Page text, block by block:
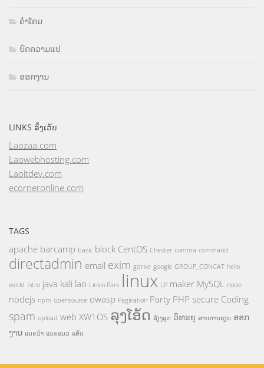
ຄຳໂຄມ
ບົດຄວາມແປ
ອອກງານ
LINKS ລິ້ງເວັບ
Laozaa.com
Laowebhosting.com
Laoitdev.com
ecorneronline.com
TAGS
apache barcamp basic block CentOS Chester comma command
directadmin email exim gdrive google GROUP_CONCAT hello
world intro java kali lao Linkin Park linux LP maker MySQL node
nodejs npm opensource owasp Pagination Party PHP secure Coding
spam upload web XW1OS ລຸງໂອ້ດ ລ້ຽງລູກ ວິທະຍຸ ສາຍການຮຽນ ອອກ
ງານ ແນະນຳ ແນະແນວ ແອັບ